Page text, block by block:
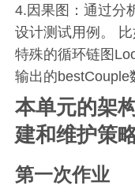
4.因果图：通过分
设计测试用例。
特殊的循环链图
输出的bestCouple
本单元的架
建和维护策
第一次作业